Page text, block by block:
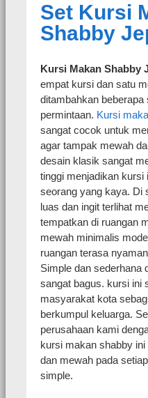
Set Kursi
Shabby
Kursi Makan Shabby
empat kursi dan satu
ditambahkan beberapa
permintaan. Kursi
sangat cocok untuk
agar tampak mewah
desain klasik sangat
tinggi menjadikan kursi
seorang yang kaya. Di
luas dan ingit terlihat
tempatkan di ruangan
mewah minimalis
ruangan terasa
Simple dan sederhana
sangat bagus. kursi ini
masyarakat kota
berkumpul keluarga.
perusahaan kami
kursi makan shabby
dan mewah pada
simple.